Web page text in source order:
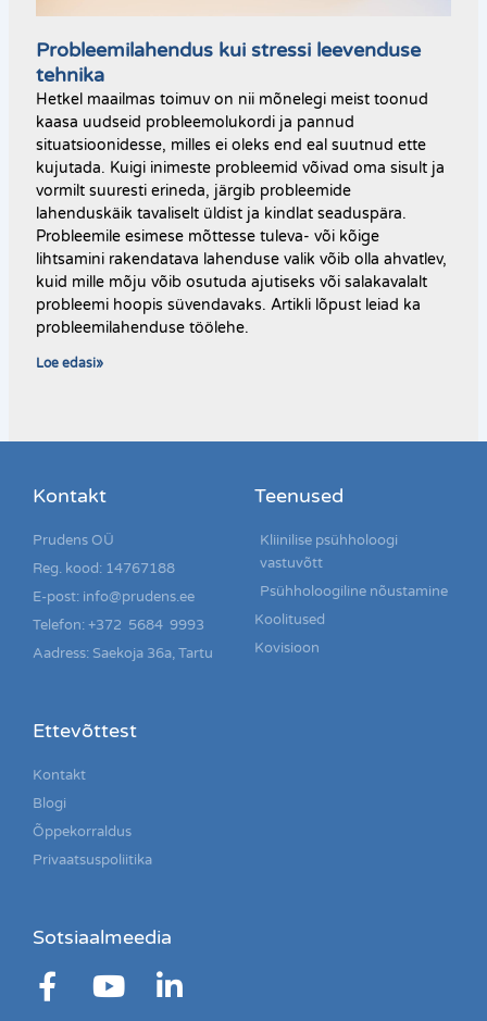
Probleemilahendus kui stressi leevenduse
tehnika
Hetkel maailmas toimuv on nii mõnelegi meist toonud
kaasa uudseid probleemolukordi ja pannud
situatsioonidesse, milles ei oleks end eal suutnud ette
kujutada. Kuigi inimeste probleemid võivad oma sisult ja
vormilt suuresti erineda, järgib probleemide
lahenduskäik tavaliselt üldist ja kindlat seaduspära.
Probleemile esimese mõttesse tuleva- või kõige
lihtsamini rakendatava lahenduse valik võib olla ahvatlev,
kuid mille mõju võib osutuda ajutiseks või salakavalalt
probleemi hoopis süvendavaks. Artikli lõpust leiad ka
probleemilahenduse töölehe.
Loe edasi»
Kontakt
Prudens OÜ
Reg. kood: 14767188
E-post: info@prudens.ee
Telefon: +372 5684 9993
Aadress: Saekoja 36a, Tartu
Teenused
Kliinilise psühholoogi
vastuvõtt
Psühholoogiline nõustamine
Koolitused
Kovisioon
Ettevõttest
Kontakt
Blogi
Õppekorraldus
Privaatsuspoliitika
Sotsiaalmeedia
F
Y
L